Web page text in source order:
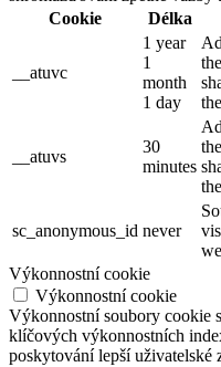
Cookie
Délka
__atuvc
1 year
1
month
1 day
__atuvs
30
minutes
sc_anonymous_id never
Výkonnostní cookie
Výkonnostní cookie
Výkonnostní soubory cookie
klíčových výkonnostních
poskytování lepší uživatelské